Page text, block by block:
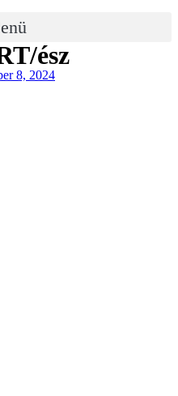
ész
8, 2024